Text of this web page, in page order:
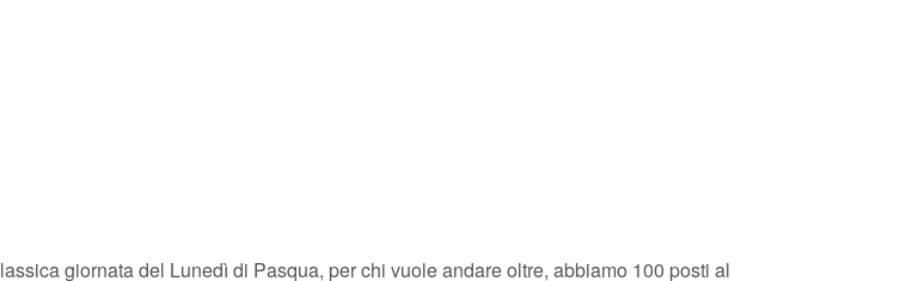
giornata del Lunedì di Pasqua, per chi vuole andare oltre, abbiamo 100 posti al